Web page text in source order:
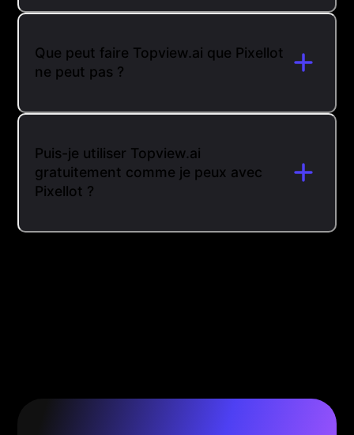
Que peut faire Topview.ai que Pixellot
ne peut pas ?
Puis-je utiliser Topview.ai
gratuitement comme je peux avec
Pixellot ?